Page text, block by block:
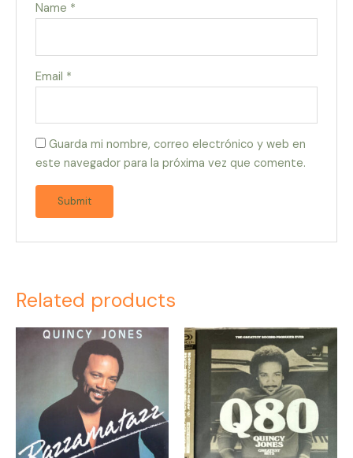
Name *
Email *
Guarda mi nombre, correo electrónico y web en
este navegador para la próxima vez que comente.
Related products